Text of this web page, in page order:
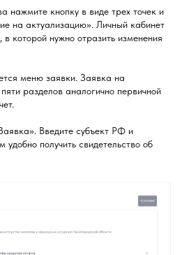
нажмите кнопку в виде трех точек и
на актуализацию». Личный кабинет
которой нужно отразить изменения
меню заявки. Заявка на
разделов аналогично первичной
Введите субъект РФ и
получить свидетельство об